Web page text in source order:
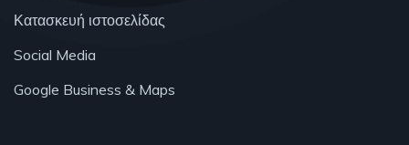
Κατασκευή ιστοσελίδας
Social Media
Google Business & Maps